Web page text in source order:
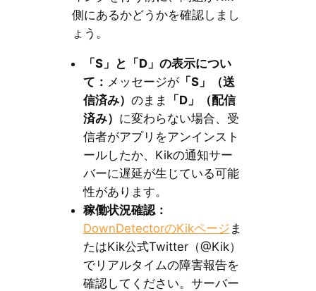
側にあるかどうかを確認しまし
ょう。
「S」と「D」の表示につい
て： メッセージが「S」（送
信済み） のまま
「D」（配信
済み） に変わらない場合、受
信者がアプリをアンインスト
ールしたか、Kikの通知サー
バーに遅延が生じている可能
性があります。
稼働状況確認：
DownDetectorのKikページ ま
たはKik公式Twitter（@Kik）
でリアルタイムの障害報告を
確認してください。サーバー